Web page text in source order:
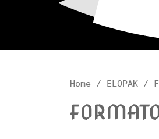
Home / ELOPAK /